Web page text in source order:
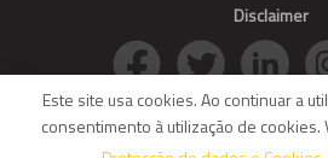
Disclaimer
© Agroportal. All Rights
Este site usa cookies. Ao continuar a
consentimento à utilização de cookies.